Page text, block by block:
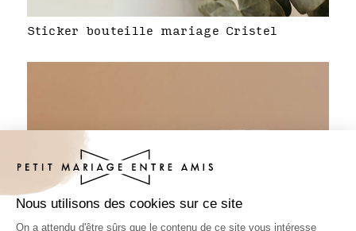
Sticker bouteille mariage Cristel